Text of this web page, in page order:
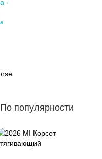
По популярности